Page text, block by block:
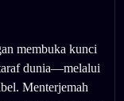
membuka kunci
dunia—melalui
Menterjemah